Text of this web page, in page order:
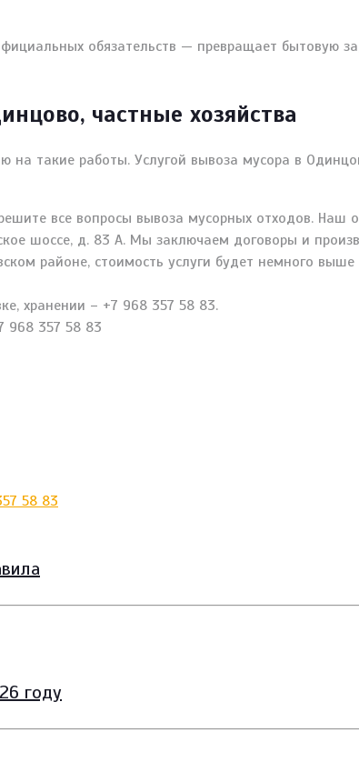
обязательств — превращает бытовую
частные хозяйства
такие работы. Услугой вывоза мусора в
все вопросы вывоза мусорных отходов. Наш
шоссе, д. 83 А. Мы заключаем договоры и
районе, стоимость услуги будет немного выше
хранении – +7 968 357 58 83.
968 357 58 83
году